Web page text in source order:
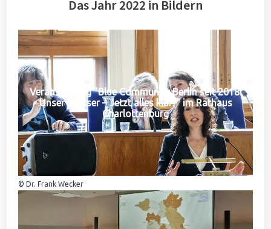
Das Jahr 2022 in Bildern
Veranstaltung "Blue Community Berlin seit 2018:
Unser Wasser – Jetzt alles klar?" im Rathaus
Charlottenburg
© Dr. Frank Wecker